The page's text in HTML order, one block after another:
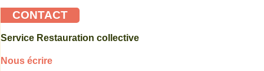
CONTACT
Service Restauration collective
Nous écrire